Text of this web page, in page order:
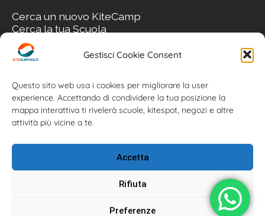
Gestisci Cookie Consent
Questo sito web usa i cookies per migliorare la user
experience. Accettando di condividere la tua posizione la
mappa interattiva ti rivelerà scuole, kitespot, negozi e altre
attività più vicine a te.
Accetta
Rifiuta
Preferenze
Cerca un nuovo KiteCamp
Cerca la tua Scuola
Cerca il tuo KiteSpot
Cerca Accommodation
Cerca il tuo Usato